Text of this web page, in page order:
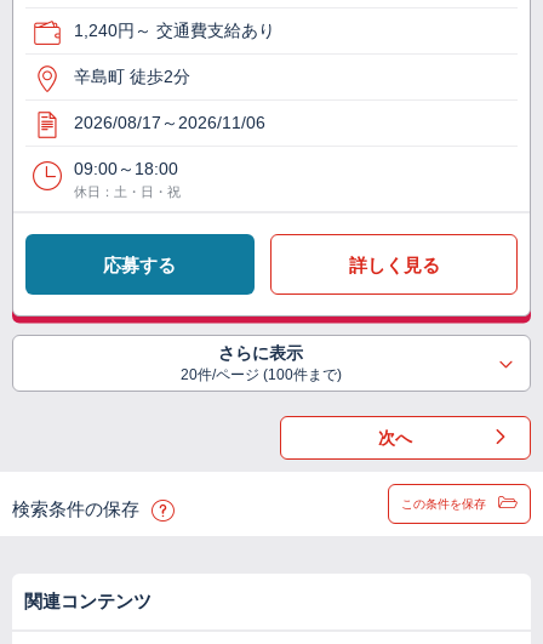
1,240円～ 交通費支給あり
辛島町 徒歩2分
2026/08/17～2026/11/06
09:00～18:00
休日：土・日・祝
応募する 詳しく見る
さらに表示
20件/ページ (100件まで)
次へ
検索条件の保存 この条件を保存
関連コンテンツ